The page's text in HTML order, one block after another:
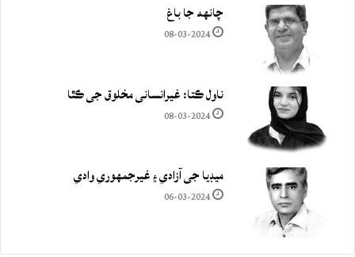
چانهه جا باغ
08-03-2024
ناول ڪتا: غيرانساني مخلوق جي ڪٿا
08-03-2024
ميڊيا جي آزادي ۽ غيرجمھوري وادي
06-03-2024